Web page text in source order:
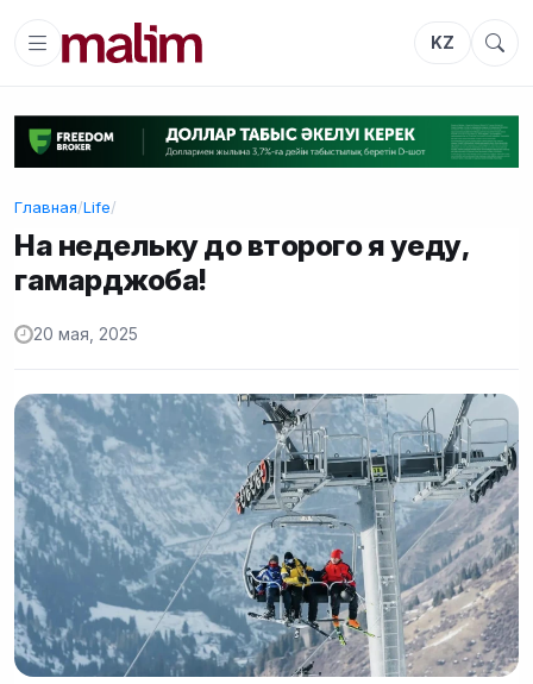
KZ
Главная/Life/
На недельку до второго я уеду,
гамарджоба!
20 мая, 2025